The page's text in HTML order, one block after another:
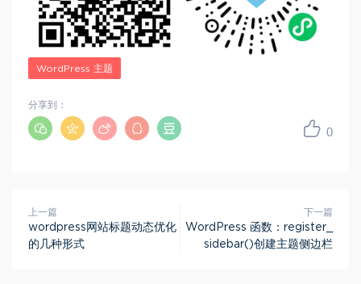
WordPress 主题
0
分享到：
上一篇
wordpress网站标题动态优化
的几种形式
下一篇
WordPress 函数：register_
sidebar()创建主题侧边栏